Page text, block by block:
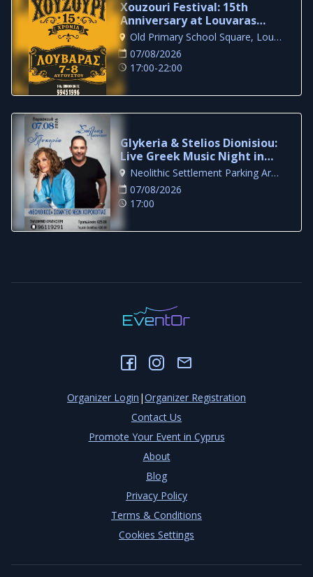
Xouzouri Festival: 15th
Anniversary at Louvaras
Village
Old Primary School Square, Louvaras
07/08/2026
17:00-22:00
Glykeria & Stelios Dionisiou:
Live Greek Music Night in
Larnaca
Neolithic Settlement Parking Area, Larnaca
07/08/2026
17:00
Organizer Login |Organizer Registration
Contact Us
Promote Your Event in Cyprus
About
Blog
Privacy Policy
Terms & Conditions
Cookies Settings